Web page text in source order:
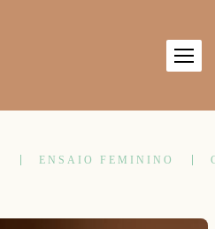
ENSAIO FEMININO